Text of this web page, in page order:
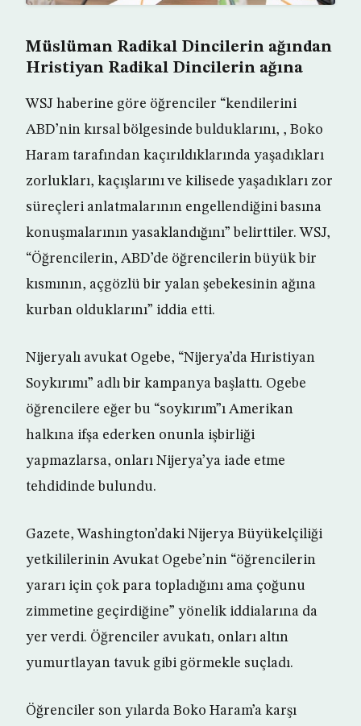
Müslüman Radikal Dincilerin ağından
Hristiyan Radikal Dincilerin ağına
WSJ haberine göre öğrenciler “kendilerini
ABD’nin kırsal bölgesinde bulduklarını, , Boko
Haram tarafından kaçırıldıklarında yaşadıkları
zorlukları, kaçışlarını ve kilisede yaşadıkları zor
süreçleri anlatmalarının engellendiğini basına
konuşmalarının yasaklandığını” belirttiler. WSJ,
“Öğrencilerin, ABD’de öğrencilerin büyük bir
kısmının, açgözlü bir yalan şebekesinin ağına
kurban olduklarını” iddia etti.
Nijeryalı avukat Ogebe, “Nijerya’da Hıristiyan
Soykırımı” adlı bir kampanya başlattı. Ogebe
öğrencilere eğer bu “soykırım”ı Amerikan
halkına ifşa ederken onunla işbirliği
yapmazlarsa, onları Nijerya’ya iade etme
tehdidinde bulundu.
Gazete, Washington’daki Nijerya Büyükelçiliği
yetkililerinin Avukat Ogebe’nin “öğrencilerin
yararı için çok para topladığını ama çoğunu
zimmetine geçirdiğine” yönelik iddialarına da
yer verdi. Öğrenciler avukatı, onları altın
yumurtlayan tavuk gibi görmekle suçladı.
Öğrenciler son yılarda Boko Haram’a karşı